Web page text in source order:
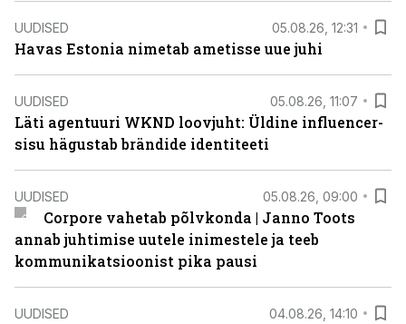
UUDISED 05.08.26, 12:31
Havas Estonia nimetab ametisse uue juhi
UUDISED 05.08.26, 11:07
Läti agentuuri WKND loovjuht: Üldine influencer-
sisu hägustab brändide identiteeti
UUDISED 05.08.26, 09:00
Corpore vahetab põlvkonda | Janno Toots
annab juhtimise uutele inimestele ja teeb
kommunikatsioonist pika pausi
UUDISED 04.08.26, 14:10